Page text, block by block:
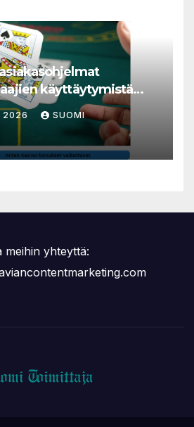
käyttäytymistä
2026 SUOMI
meihin yhteyttä: